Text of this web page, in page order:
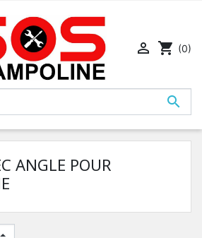

 shopping_cart (0)
ANGLE POUR